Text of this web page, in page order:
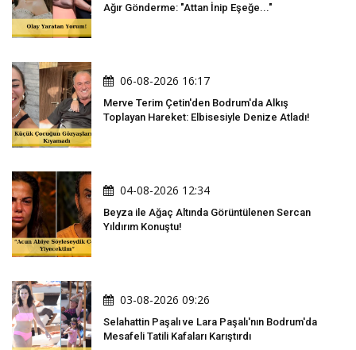
Ağır Gönderme: "Attan İnip Eşeğe..."
06-08-2026 16:17
Merve Terim Çetin'den Bodrum'da Alkış
Toplayan Hareket: Elbisesiyle Denize Atladı!
04-08-2026 12:34
Beyza ile Ağaç Altında Görüntülenen Sercan
Yıldırım Konuştu!
03-08-2026 09:26
Selahattin Paşalı ve Lara Paşalı'nın Bodrum'da
Mesafeli Tatili Kafaları Karıştırdı